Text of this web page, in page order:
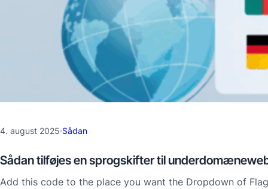
4. august 2025·Sådan
Sådan tilføjes en sprogskifter til
Add this code to the place you want the Dropdown of